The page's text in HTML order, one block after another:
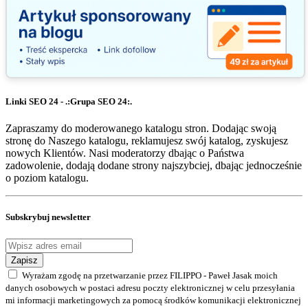
Linki SEO 24 - .:Grupa SEO 24:.
Zapraszamy do moderowanego katalogu stron. Dodając swoją
stronę do Naszego katalogu, reklamujesz swój katalog, zyskujesz
nowych Klientów. Nasi moderatorzy dbając o Państwa
zadowolenie, dodają dodane strony najszybciej, dbając jednocześnie
o poziom katalogu.
Subskrybuj newsletter
Zapisz
Wyrażam zgodę na przetwarzanie przez FILIPPO - Paweł Jasak moich
danych osobowych w postaci adresu poczty elektronicznej w celu przesyłania
mi informacji marketingowych za pomocą środków komunikacji elektronicznej